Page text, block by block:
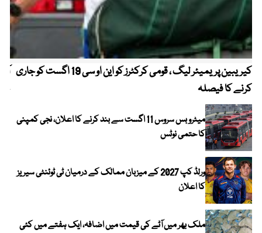
کیریبین پریمیئر لیگ ، قومی کرکٹرز کو این او سی 19 اگست کو جاری
کرنے کا فیصلہ
میٹرو بس سروس 11 اگست سے بند کرنے کا اعلان، نجی کمپنی
کا حتمی نوٹس
ورلڈ کپ 2027 کے میزبان ممالک کے درمیان ٹی ٹوئنٹی سیریز
کا اعلان
ملک بھر میں آٹے کی قیمت میں اضافہ، ایک ہفتے میں کئی